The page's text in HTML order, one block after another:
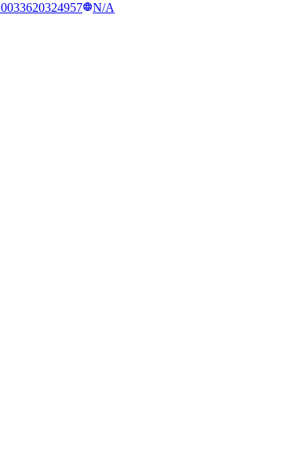
0033620324957
N/A